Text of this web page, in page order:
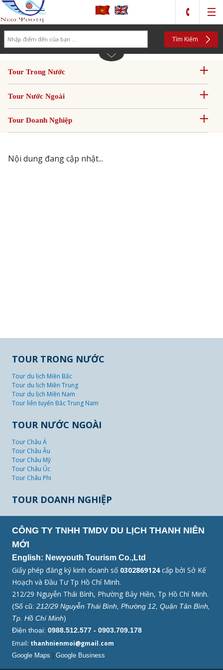
Tìm Kiếm
Tour Trong Nước
Tour Nước Ngoài
Tour Doanh Nghiệp
Nội dung đang cập nhật...
TOUR TRONG NƯỚC
Tour du lịch Miền Bắc
Tour du lịch Miền Trung
Tour du lịch Miền Nam
Tour liên tuyến Bắc Trung Nam
TOUR NƯỚC NGOÀI
Tour Châu Á
Tour Châu Âu
Tour Châu Mỹ
Tour Châu Úc
Tour Châu Phi
TOUR DOANH NGHIỆP
CÔNG TY TNHH TMDV DU LỊCH THANH NIÊN
MỚI
English: Newyouth Tourism Co.,Ltd
Giấy phép đăng ký kinh doanh số 0302869124cấp bởi Sở Kế
Hoạch và Đầu Tư Tp Hồ Chí Minh.
212/29 Nguyễn Thái Bình, Phường Bảy Hiền, Tp Hồ Chí Minh.
(Số cũ: 212/29 Nguyễn Thái Bình, Phường 12, Quận Tân Bình,
Tp. Hồ Chí Minh)
Điện thoại: 0988.512.577 - 0903.709.178
Email: thanhnienmoi@gmail.com
Google Maps Google Business